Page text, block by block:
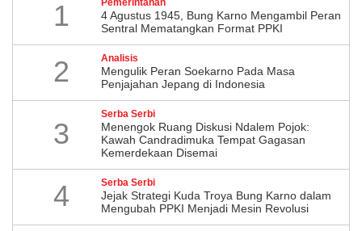
1 Pemerintahan
4 Agustus 1945, Bung Karno Mengambil Peran
Sentral Mematangkan Format PPKI
2 Analisis
Mengulik Peran Soekarno Pada Masa
Penjajahan Jepang di Indonesia
3
Serba Serbi
Menengok Ruang Diskusi Ndalem Pojok:
Kawah Candradimuka Tempat Gagasan
Kemerdekaan Disemai
4 Serba Serbi
Jejak Strategi Kuda Troya Bung Karno dalam
Mengubah PPKI Menjadi Mesin Revolusi